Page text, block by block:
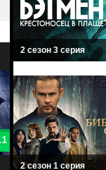
Барби
2 сезон 3 серия
2 сезон 1 серия